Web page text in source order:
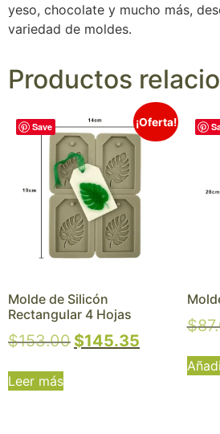
yeso, chocolate y mucho más,
variedad de moldes.
Productos
Save ¡Oferta!
Molde de Silicón
Rectangular 4 Hojas
$153.00 $145.35
Leer más
$